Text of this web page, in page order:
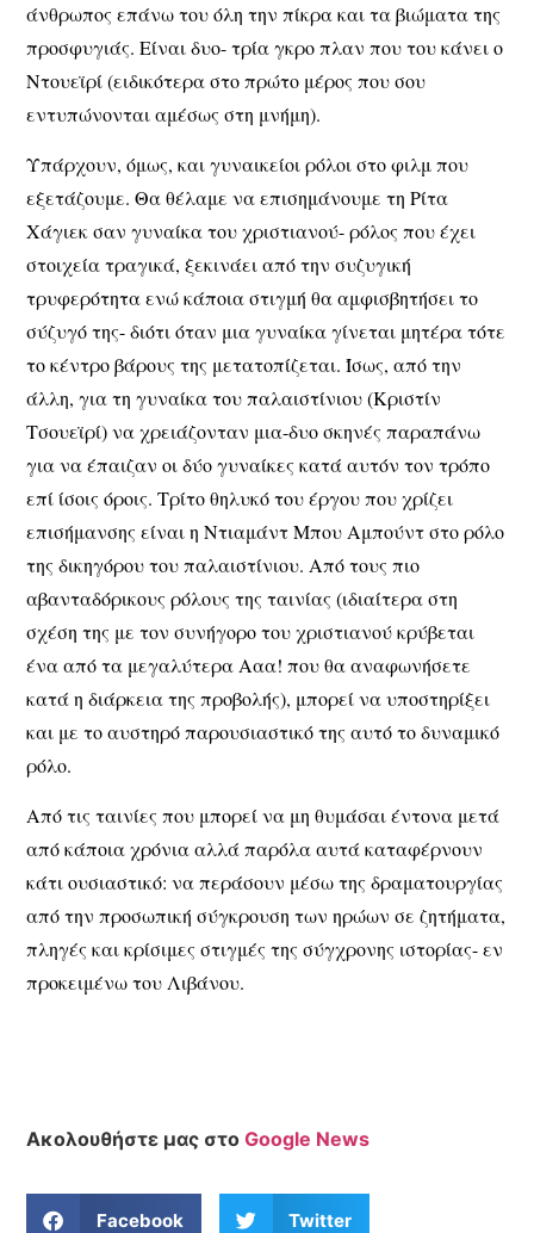
άνθρωπος επάνω του όλη την πίκρα και τα βιώματα της
προσφυγιάς. Είναι δυο- τρία γκρο πλαν που του κάνει ο
Ντουεϊρί (ειδικότερα στο πρώτο μέρος που σου
εντυπώνονται αμέσως στη μνήμη).
Υπάρχουν, όμως, και γυναικείοι ρόλοι στο φιλμ που
εξετάζουμε. Θα θέλαμε να επισημάνουμε τη Ρίτα
Χάγιεκ σαν γυναίκα του χριστιανού- ρόλος που έχει
στοιχεία τραγικά, ξεκινάει από την συζυγική
τρυφερότητα ενώ κάποια στιγμή θα αμφισβητήσει το
σύζυγό της- διότι όταν μια γυναίκα γίνεται μητέρα τότε
το κέντρο βάρους της μετατοπίζεται. Ίσως, από την
άλλη, για τη γυναίκα του παλαιστίνιου (Κριστίν
Τσουεϊρί) να χρειάζονταν μια-δυο σκηνές παραπάνω
για να έπαιζαν οι δύο γυναίκες κατά αυτόν τον τρόπο
επί ίσοις όροις. Τρίτο θηλυκό του έργου που χρίζει
επισήμανσης είναι η Ντιαμάντ Μπου Αμπούντ στο ρόλο
της δικηγόρου του παλαιστίνιου. Από τους πιο
αβανταδόρικους ρόλους της ταινίας (ιδιαίτερα στη
σχέση της με τον συνήγορο του χριστιανού κρύβεται
ένα από τα μεγαλύτερα Ααα! που θα αναφωνήσετε
κατά η διάρκεια της προβολής), μπορεί να υποστηρίξει
και με το αυστηρό παρουσιαστικό της αυτό το δυναμικό
ρόλο.
Από τις ταινίες που μπορεί να μη θυμάσαι έντονα μετά
από κάποια χρόνια αλλά παρόλα αυτά καταφέρνουν
κάτι ουσιαστικό: να περάσουν μέσω της δραματουργίας
από την προσωπική σύγκρουση των ηρώων σε ζητήματα,
πληγές και κρίσιμες στιγμές της σύγχρονης ιστορίας- εν
προκειμένω του Λιβάνου.
Ακολουθήστε μας στοGoogle News
Facebook Twitter